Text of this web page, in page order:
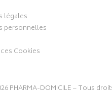
légales
personnelles
Cookies
PHARMA-DOMICILE– Tous